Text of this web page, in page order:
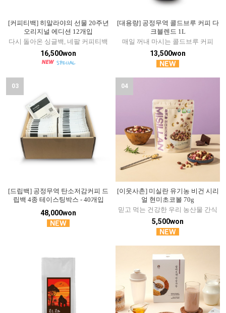
[커피티백] 히말라야의 선물 20주년
오리지널 에디션 12개입
다시 돌아온 싱글백, 네팔 커피티백
16,500won
[대용량] 공정무역 콜드브루 커피 다
크블렌드 1L
매일 꺼내 마시는 콜드브루 커피
13,500won
03
[드립백] 공정무역 탄소저감커피 드
립백 4종 테이스팅박스 - 40개입
48,000won
04
[이웃사촌] 미실란 유기농 비건 시리
얼 현미초코볼 70g
믿고 먹는 건강한 우리 농산물 간식
5,500won